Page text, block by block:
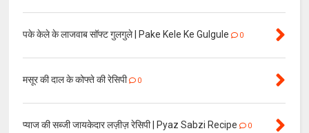
पके केले के लाजवाब सॉफ्ट गुलगुले | Pake Kele Ke Gulgule 0
मसूर की दाल के कोफ्ते की रेसिपी 0
प्याज की सब्जी जायकेदार लज़ीज़ रेसिपी | Pyaz Sabzi Recipe 0